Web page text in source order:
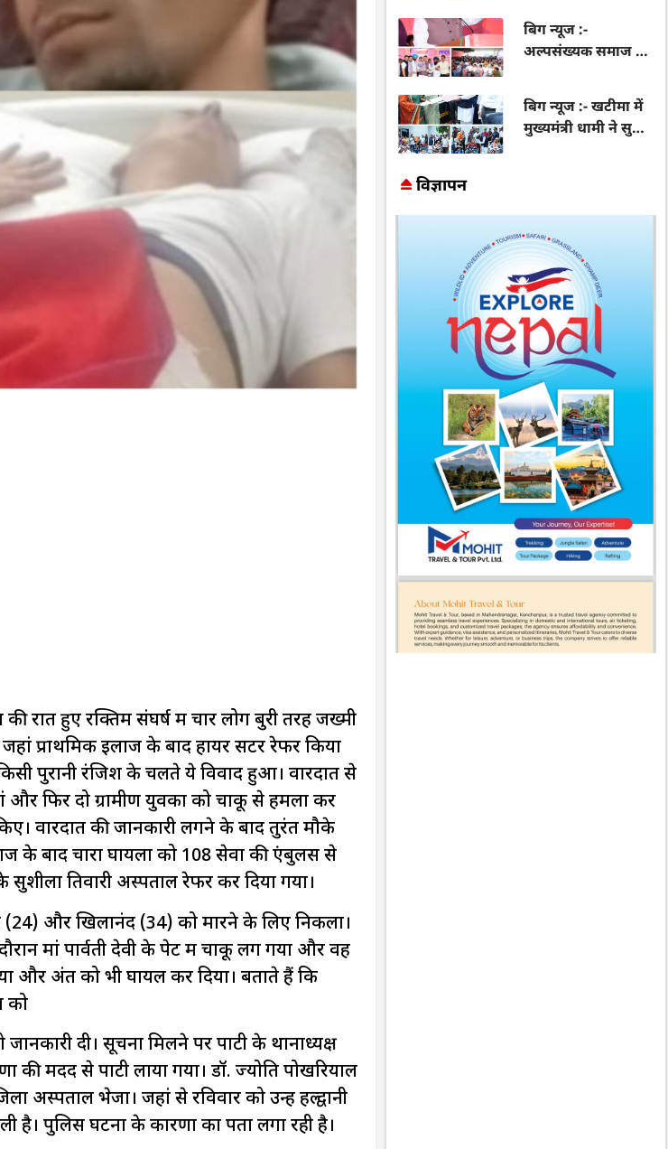
रात हुए रक्तिम संघर्ष में चार लोग बुरी तरह जख्मी
प्राथमिक इलाज के बाद हायर सेंटर रेफर किया
पुरानी रंजिश के चलते ये विवाद हुआ। वारदात से
फिर दो ग्रामीण युवकों को चाकू से हमला कर
वारदात की जानकारी लगने के बाद तुरंत मौके
के बाद चारों घायलों को 108 सेवा की एंबुलेंस से
सुशीला तिवारी अस्पताल रेफर कर दिया गया।
और खिलानंद (34) को मारने के लिए निकला।
मां पार्वती देवी के पेट में चाकू लग गया और वह
और अंत को भी घायल कर दिया। बताते हैं कि
को
दी। सूचना मिलने पर पाटी के थानाध्यक्ष
मदद से पाटी लाया गया। डॉ. ज्योति पोखरियाल
अस्पताल भेजा। जहां से रविवार को उन्हें हल्द्वानी
है। पुलिस घटना के कारणों का पता लगा रही है।
त्वरित एक्शन,
अधिकारियों को
आवागमन बहाल करने
बिग न्यूज :-
अल्पसंख्यक समाज के
प्रतिबद्ध, योजनाओं का
लाभ हर पात्र व्यक्ति
तक पहुंचेगा: मुख्यमंत्री
बिग न्यूज :- खटीमा में
मुख्यमंत्री धामी ने सुनीं
दिव्यांगों व महिला
समूहों को वितरित किए
सहायक उपकरण और
वाहन
विज्ञापन